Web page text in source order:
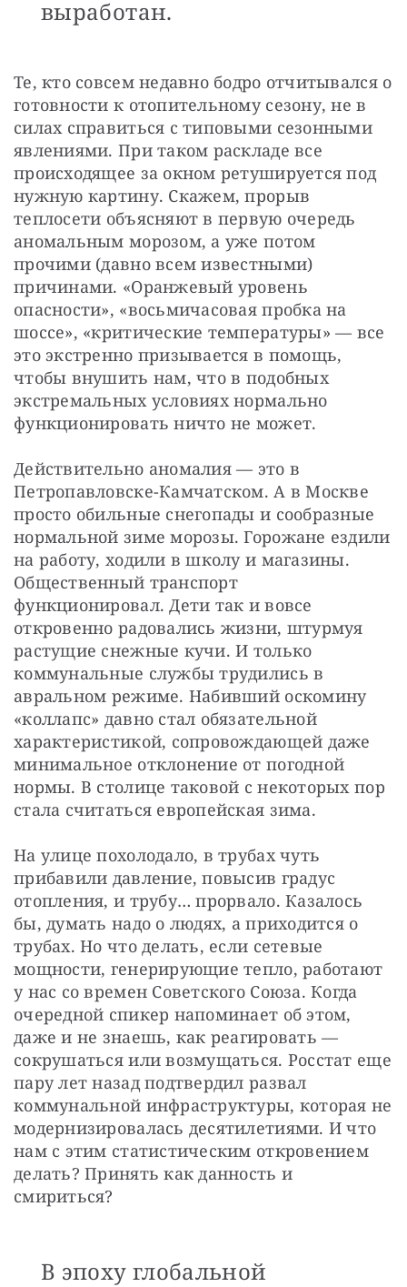
выработан.
Те, кто совсем недавно бодро отчитывался о
готовности к отопительному сезону, не в
силах справиться с типовыми сезонными
явлениями. При таком раскладе все
происходящее за окном ретушируется под
нужную картину. Скажем, прорыв
теплосети объясняют в первую очередь
аномальным морозом, а уже потом
прочими (давно всем известными)
причинами. «Оранжевый уровень
опасности», «восьмичасовая пробка на
шоссе», «критические температуры» — все
это экстренно призывается в помощь,
чтобы внушить нам, что в подобных
экстремальных условиях нормально
функционировать ничто не может.
Действительно аномалия — это в
Петропавловске-Камчатском. А в Москве
просто обильные снегопады и сообразные
нормальной зиме морозы. Горожане ездили
на работу, ходили в школу и магазины.
Общественный транспорт
функционировал. Дети так и вовсе
откровенно радовались жизни, штурмуя
растущие снежные кучи. И только
коммунальные службы трудились в
авральном режиме. Набивший оскомину
«коллапс» давно стал обязательной
характеристикой, сопровождающей даже
минимальное отклонение от погодной
нормы. В столице таковой с некоторых пор
стала считаться европейская зима.
На улице похолодало, в трубах чуть
прибавили давление, повысив градус
отопления, и трубу… прорвало. Казалось
бы, думать надо о людях, а приходится о
трубах. Но что делать, если сетевые
мощности, генерирующие тепло, работают
у нас со времен Советского Союза. Когда
очередной спикер напоминает об этом,
даже и не знаешь, как реагировать —
сокрушаться или возмущаться. Росстат еще
пару лет назад подтвердил развал
коммунальной инфраструктуры, которая не
модернизировалась десятилетиями. И что
нам с этим статистическим откровением
делать? Принять как данность и
смириться?
В эпоху глобальной